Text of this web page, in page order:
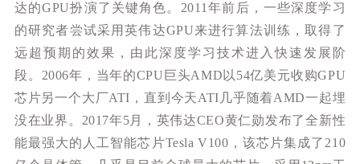
达的GPU扮演了关键角色。2011年前后，一些深度学习
的研究者尝试采用英伟达GPU来进行算法训练，取得了
远超预期的效果，由此深度学习技术进入快速发展阶
段。2006年，当年的CPU巨头AMD以54亿美元收购GPU
芯片另一个大厂ATI，直到今天ATI几乎随着AMD一起埋
没在业界。2017年5月，英伟达CEO黄仁勋发布了全新性
能最强大的人工智能芯片Tesla V100，该芯片集成了210